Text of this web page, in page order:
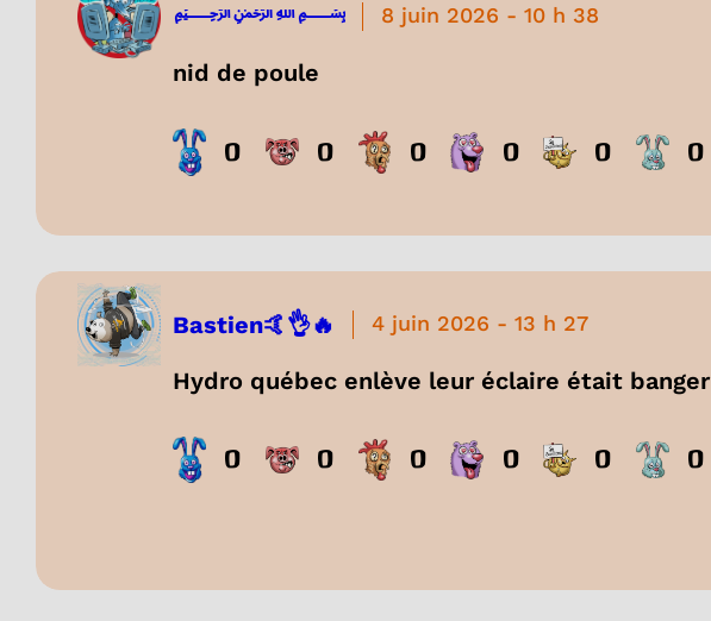
﷽ 8 juin 2026 - 10 h 38
nid de poule
0 0 0 0 0 0
Bastien🤙👌🔥 4 juin 2026 - 13 h 27
Hydro québec enlève leur éclaire était banger
0 0 0 0 0 0